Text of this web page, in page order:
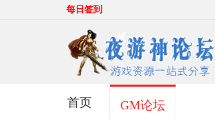
每日签到
首页 GM论坛